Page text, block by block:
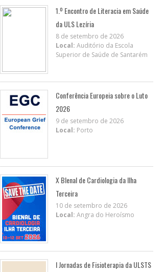
1.º Encontro de Literacia em Saúde
da ULS Lezíria
8 de setembro de 2026
Local: Auditório da Escola
Superior de Saúde de Santarém
Conferência Europeia sobre o Luto
2026
9 de setembro de 2026
Local: Porto
X BIenal de Cardiologia da Ilha
Terceira
10 de setembro de 2026
Local: Angra do Heroísmo
I Jornadas de Fisioterapia da ULSTS